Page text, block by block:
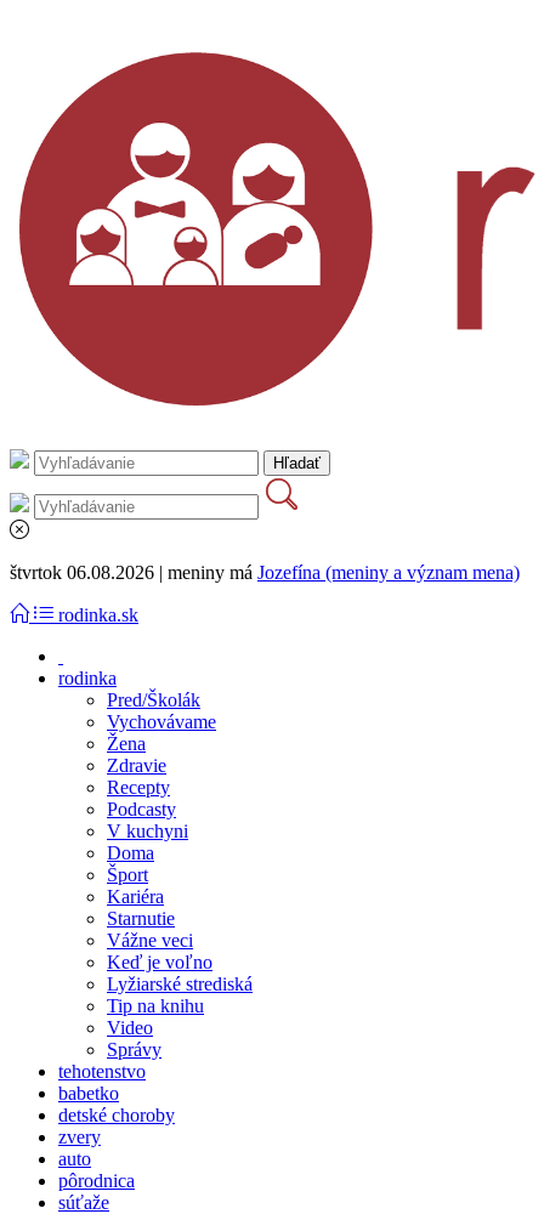
štvrtok 06.08.2026 | meniny má Jozefína (meniny a význam mena)
rodinka.sk
rodinka
Pred/Školák
Vychovávame
Žena
Zdravie
Recepty
Podcasty
V kuchyni
Doma
Šport
Kariéra
Starnutie
Vážne veci
Keď je voľno
Lyžiarské strediská
Tip na knihu
Video
Správy
tehotenstvo
babetko
detské choroby
zvery
auto
pôrodnica
súťaže